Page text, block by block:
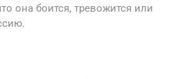
она боится, тревожится или